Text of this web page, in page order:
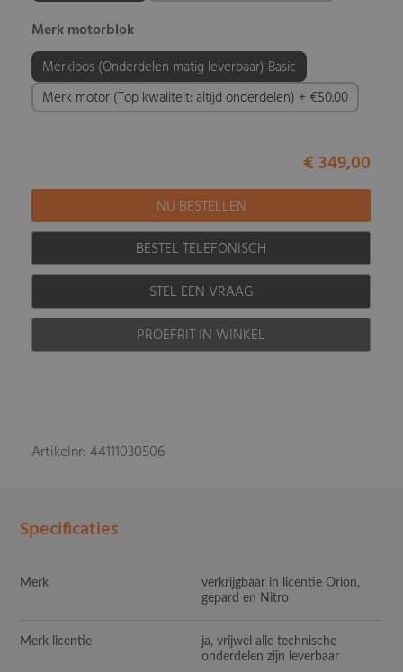
Merk motorblok
Merkloos (Onderdelen matig leverbaar) Basic
Merk motor (Top kwaliteit: altijd onderdelen) + €50.00
€ 349,00
BESTEL TELEFONISCH
STEL EEN VRAAG
PROEFRIT IN WINKEL
Artikelnr: 44111030506
Specificaties
Merk
verkrijgbaar in licentie Orion,
gepard en Nitro
Merk licentie
ja, vrijwel alle technische
onderdelen zijn leverbaar